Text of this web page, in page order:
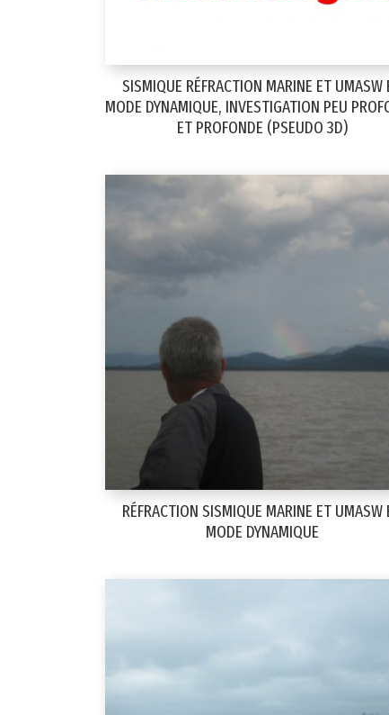
SISMIQUE RÉFRACTION MARINE ET UMASW
MODE DYNAMIQUE, INVESTIGATION PEU
ET PROFONDE (PSEUDO 3D)
RÉFRACTION SISMIQUE MARINE ET UMASW
MODE DYNAMIQUE